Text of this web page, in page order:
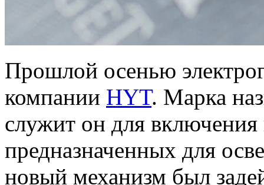
Прошлой осенью
компании HYT. Марка
служит он для включения
предназначенных для
новый механизм был